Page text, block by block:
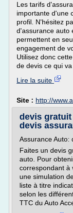
Les tarifs
importante d'une
profil. N'hésitez
d'assurance auto
permettent en
engagement de
Utilisez donc
de devis ce qui
Lire la suite
Site : http://
devis
devis
Assurance Auto:
Faites un devis
auto. Pour
correspondant à
une simulation
liste à titre
selon les
TTC du Auto